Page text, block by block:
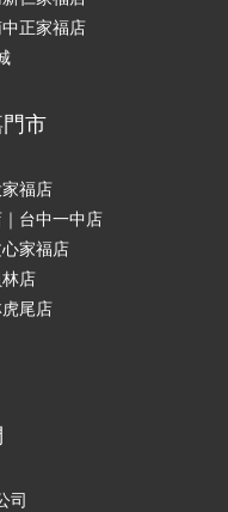
正家福店
市
福店
台中一中店
家福店
店
尾店
司